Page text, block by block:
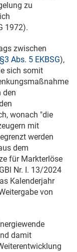
zu
1972).
zwischen
§3 Abs. 5 EKBSG),
sich somit
den
wonach "die
mit
werden
dem
für Markterlöse
Nr. I. 13/2024
Kalenderjahr
von
damit